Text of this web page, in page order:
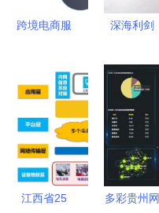
跨境电商服
品出海保驾
护航的数字
护航者
深海利剑
型鱼雷的技
术革新与网
络化未来
江西省25
多彩贵州网